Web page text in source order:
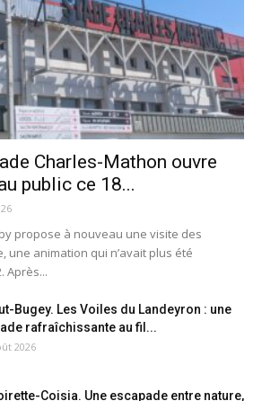
Charles-Mathon ouvre
public ce 18...
propose à nouveau une visite des
une animation qui n’avait plus été
Après...
Bugey. Les Voiles du Landeyron : une
rafraîchissante au fil...
2026
Coisia. Une escapade entre nature,